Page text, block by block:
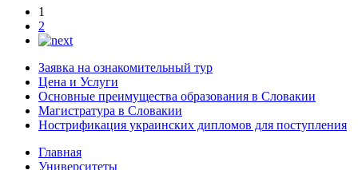
1
2
Заявка на ознакомительный тур
Цена и Услуги
Основные преимущества образования в Словакии
Магистратура в Словакии
Нострификация украинских дипломов для поступления
Главная
Университеты